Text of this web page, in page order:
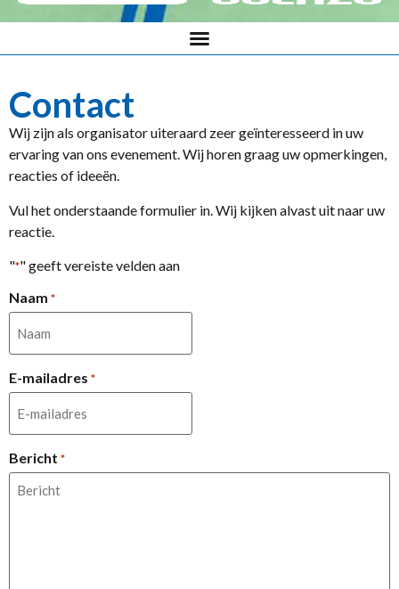
Contact
Wij zijn als organisator uiteraard zeer geïnteresseerd in uw
ervaring van ons evenement. Wij horen graag uw opmerkingen,
reacties of ideeën.
Vul het onderstaande formulier in. Wij kijken alvast uit naar uw
reactie.
"*" geeft vereiste velden aan
Naam *
E-mailadres *
Bericht *